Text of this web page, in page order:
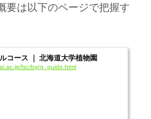
要は以下のページで把握す
コース ｜ 北海道大学植物園
fsc/bg/g_guide.html